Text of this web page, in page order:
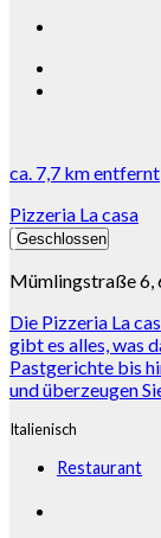
ca. 7,7 kmentfernt
Pizzeria La casa
Geschlossen
Mümlingstraße 6,
Die Pizzeria La
gibt es alles, was
Pastgerichte bis
und überzeugen
Italienisch
Restaurant